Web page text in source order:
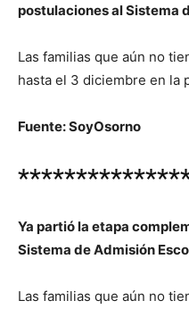
postulaciones al Sistema
Las familias que aún no
hasta el 3 diciembre en la
Fuente: SoyOsorno
Ya partió la etapa
Sistema de Admisión
Las familias que aún no